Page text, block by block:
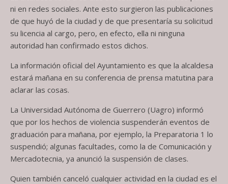
ni en redes sociales. Ante esto surgieron las publicaciones
de que huyó de la ciudad y de que presentaría su solicitud
su licencia al cargo, pero, en efecto, ella ni ninguna
autoridad han confirmado estos dichos.
La información oficial del Ayuntamiento es que la alcaldesa
estará mañana en su conferencia de prensa matutina para
aclarar las cosas.
La Universidad Autónoma de Guerrero (Uagro) informó
que por los hechos de violencia suspenderán eventos de
graduación para mañana, por ejemplo, la Preparatoria 1 lo
suspendió; algunas facultades, como la de Comunicación y
Mercadotecnia, ya anunció la suspensión de clases.
Quien también canceló cualquier actividad en la ciudad es el